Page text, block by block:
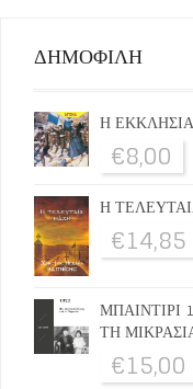
ΔΗΜΟΦΙΛΗ
Η
€8,00
Η
€14,85
ΜΠΑΙΝΤΙΡΙ
ΤΗ
€15,00